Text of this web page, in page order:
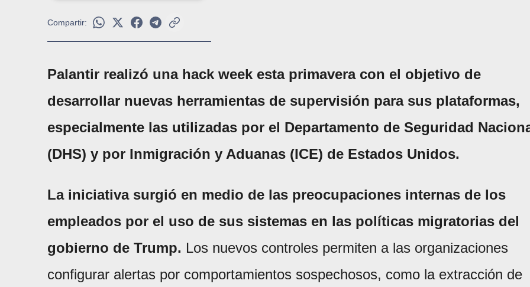
Compartir:
Palantir realizó una hack week esta primavera con el objetivo de
desarrollar nuevas herramientas de supervisión para sus plataformas,
especialmente las utilizadas por el Departamento de Seguridad
(DHS) y por Inmigración y Aduanas (ICE) de Estados Unidos.
La iniciativa surgió en medio de las preocupaciones internas de los
empleados por el uso de sus sistemas en las políticas migratorias del
gobierno de Trump. Los nuevos controles permiten a las organizaciones
configurar alertas por comportamientos sospechosos, como la extracción de